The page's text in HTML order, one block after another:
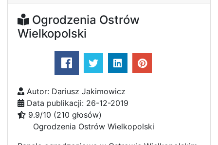
Ogrodzenia Ostrów
Wielkopolski
Autor: Dariusz Jakimowicz
Data publikacji: 26-12-2019
9.9/10 (210 głosów)
Ogrodzenia Ostrów Wielkopolski